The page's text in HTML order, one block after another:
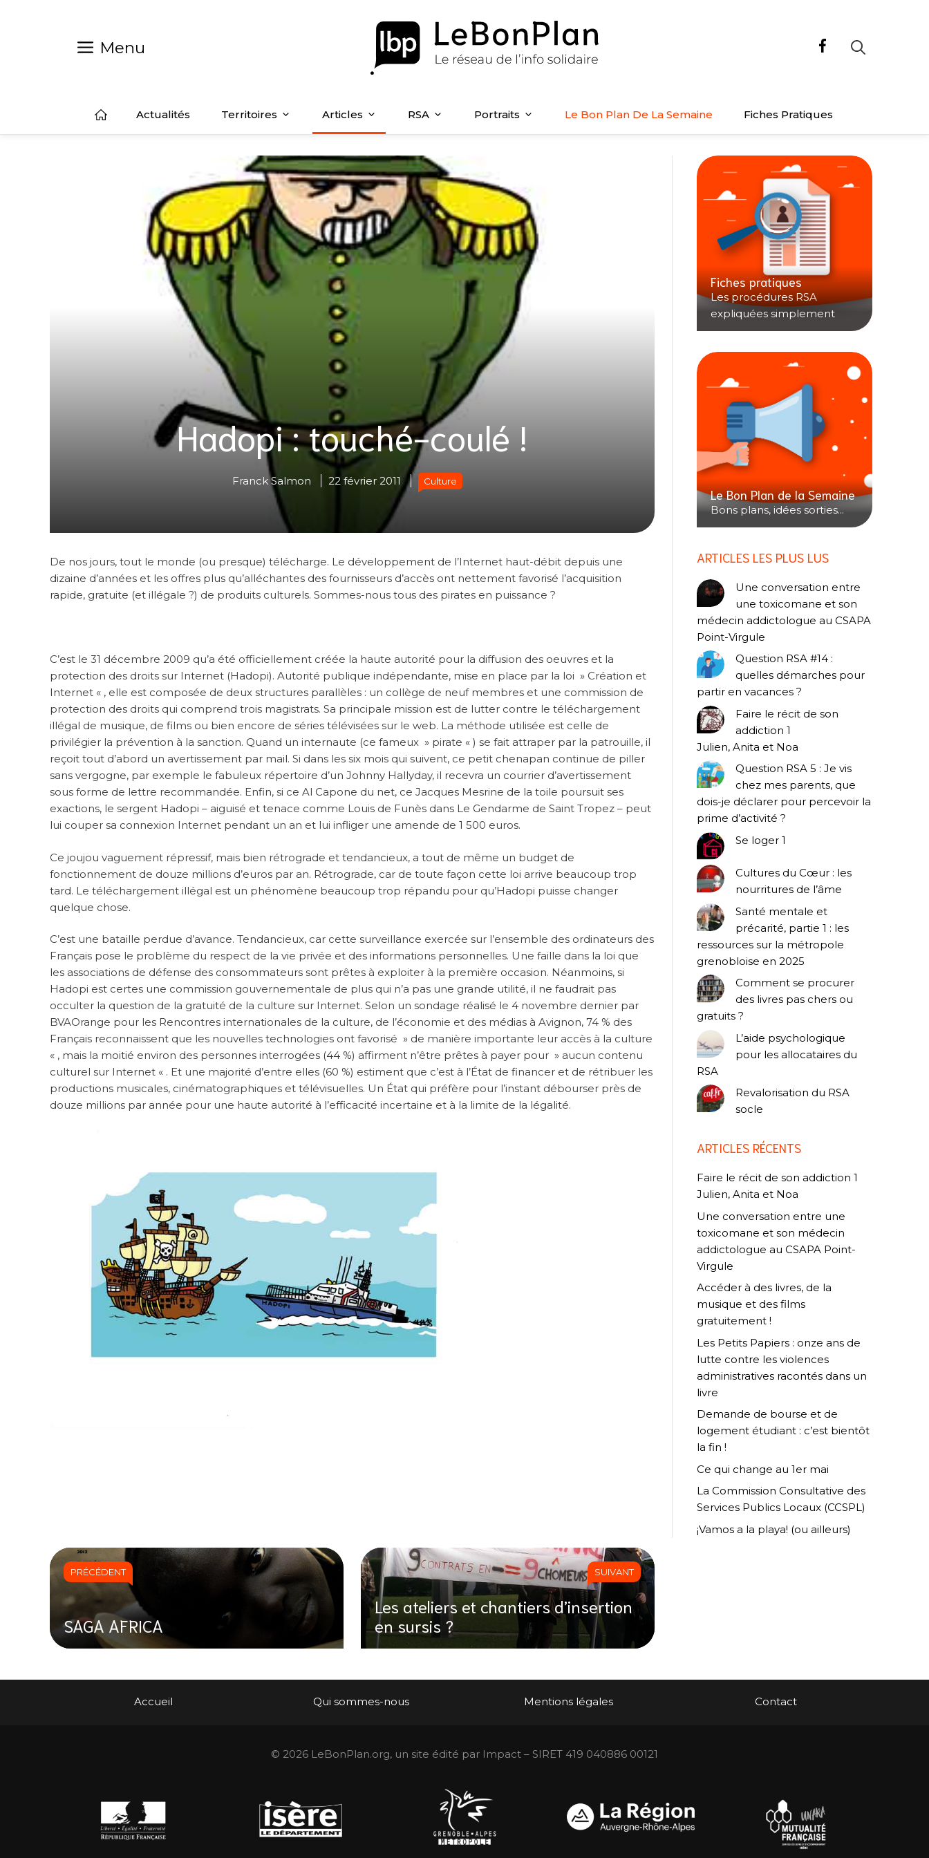
Menu
Actualités Territoires Articles RSA Portraits Le Bon Plan De La Semaine Fiches Pratiques
Hadopi : touché-coulé !
Franck Salmon 22 février 2011 Culture
De nos jours, tout le monde (ou presque) télécharge. Le développement de l’Internet haut-débit depuis une
dizaine d’années et les offres plus qu’alléchantes des fournisseurs d’accès ont nettement favorisé l’acquisition
rapide, gratuite (et illégale ?) de produits culturels. Sommes-nous tous des pirates en puissance ?
C’est le 31 décembre 2009 qu’a été officiellement créée la haute autorité pour la diffusion des oeuvres et la
protection des droits sur Internet (Hadopi). Autorité publique indépendante, mise en place par la loi » Création et
Internet « , elle est composée de deux structures parallèles : un collège de neuf membres et une commission de
protection des droits qui comprend trois magistrats. Sa principale mission est de lutter contre le téléchargement
illégal de musique, de films ou bien encore de séries télévisées sur le web. La méthode utilisée est celle de
privilégier la prévention à la sanction. Quand un internaute (ce fameux » pirate « ) se fait attraper par la patrouille, il
reçoit tout d’abord un avertissement par mail. Si dans les six mois qui suivent, ce petit chenapan continue de piller
sans vergogne, par exemple le fabuleux répertoire d’un Johnny Hallyday, il recevra un courrier d’avertissement
sous forme de lettre recommandée. Enfin, si ce Al Capone du net, ce Jacques Mesrine de la toile poursuit ses
exactions, le sergent Hadopi – aiguisé et tenace comme Louis de Funès dans Le Gendarme de Saint Tropez – peut
lui couper sa connexion Internet pendant un an et lui infliger une amende de 1 500 euros.
Ce joujou vaguement répressif, mais bien rétrograde et tendancieux, a tout de même un budget de
fonctionnement de douze millions d’euros par an. Rétrograde, car de toute façon cette loi arrive beaucoup trop
tard. Le téléchargement illégal est un phénomène beaucoup trop répandu pour qu’Hadopi puisse changer
quelque chose.
C’est une bataille perdue d’avance. Tendancieux, car cette surveillance exercée sur l’ensemble des ordinateurs des
Français pose le problème du respect de la vie privée et des informations personnelles. Une faille dans la loi que
les associations de défense des consommateurs sont prêtes à exploiter à la première occasion. Néanmoins, si
Hadopi est certes une commission gouvernementale de plus qui n’a pas une grande utilité, il ne faudrait pas
occulter la question de la gratuité de la culture sur Internet. Selon un sondage réalisé le 4 novembre dernier par
BVAOrange pour les Rencontres internationales de la culture, de l’économie et des médias à Avignon, 74 % des
Français reconnaissent que les nouvelles technologies ont favorisé » de manière importante leur accès à la culture
« , mais la moitié environ des personnes interrogées (44 %) affirment n’être prêtes à payer pour » aucun contenu
culturel sur Internet « . Et une majorité d’entre elles (60 %) estiment que c’est à l’État de financer et de rétribuer les
productions musicales, cinématographiques et télévisuelles. Un État qui préfère pour l’instant débourser près de
douze millions par année pour une haute autorité à l’efficacité incertaine et à la limite de la légalité.
PRÉCÉDENT
SAGA AFRICA
SUIVANT
Les ateliers et chantiers d’insertion
en sursis ?
Fiches pratiques
Les procédures RSA
expliquées simplement
Le Bon Plan de la Semaine
Bons plans, idées sorties...
ARTICLES LES PLUS LUS
Une conversation entre
une toxicomane et son
médecin addictologue au CSAPA
Point-Virgule
Question RSA #14 :
quelles démarches pour
partir en vacances ?
Faire le récit de son
addiction 1
Julien, Anita et Noa
Question RSA 5 : Je vis
chez mes parents, que
dois-je déclarer pour percevoir la
prime d’activité ?
Se loger 1
Cultures du Cœur : les
nourritures de l’âme
Santé mentale et
précarité, partie 1 : les
ressources sur la métropole
grenobloise en 2025
Comment se procurer
des livres pas chers ou
gratuits ?
L’aide psychologique
pour les allocataires du
RSA
Revalorisation du RSA
socle
ARTICLES RÉCENTS
Faire le récit de son addiction 1
Julien, Anita et Noa
Une conversation entre une
toxicomane et son médecin
addictologue au CSAPA Point-
Virgule
Accéder à des livres, de la
musique et des films
gratuitement !
Les Petits Papiers : onze ans de
lutte contre les violences
administratives racontés dans un
livre
Demande de bourse et de
logement étudiant : c’est bientôt
la fin !
Ce qui change au 1er mai
La Commission Consultative des
Services Publics Locaux (CCSPL)
¡Vamos a la playa! (ou ailleurs)
Accueil Qui sommes-nous Mentions légales Contact
© 2026 LeBonPlan.org, un site édité par Impact – SIRET 419 040886 00121